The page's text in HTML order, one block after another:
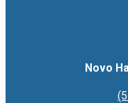
Novo